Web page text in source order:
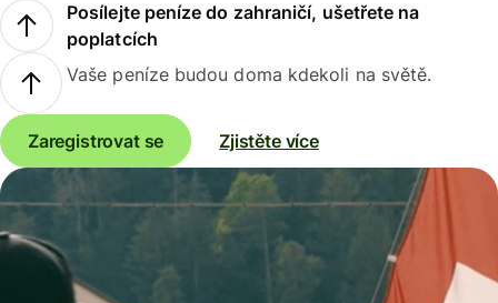
Posílejte peníze do zahraničí, ušetřete na
poplatcích
Vaše peníze budou doma kdekoli na světě.
Zaregistrovat se Zjistěte více